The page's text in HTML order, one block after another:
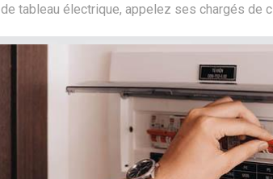
de tableau électrique, appelez ses chargés de